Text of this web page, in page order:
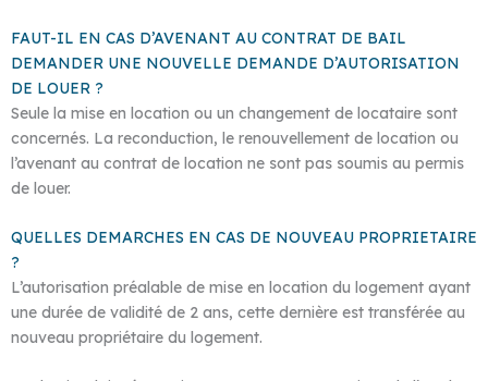
FAUT-IL EN CAS D’AVENANT AU CONTRAT DE BAIL
DEMANDER UNE NOUVELLE DEMANDE D’AUTORISATION
DE LOUER ?
Seule la mise en location ou un changement de locataire sont
concernés. La reconduction, le renouvellement de location ou
l’avenant au contrat de location ne sont pas soumis au permis
de louer.
QUELLES DEMARCHES EN CAS DE NOUVEAU PROPRIETAIRE
?
L’autorisation préalable de mise en location du logement ayant
une durée de validité de 2 ans, cette dernière est transférée au
nouveau propriétaire du logement.